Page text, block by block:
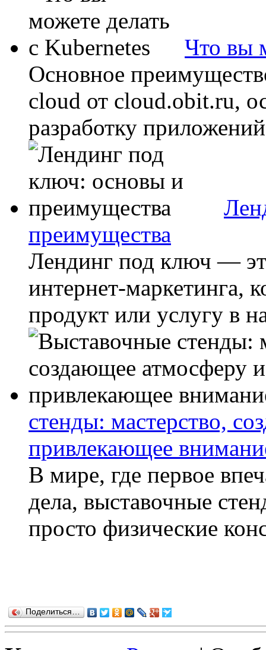
Что вы
Основное
cloud от cloud.obit.ru,
разработку
преимущества
Лендинг под ключ —
интернет-маркетинга,
продукт или услугу в
стенды: мастерство,
привлекающее
В мире, где первое
дела, выставочные
просто физические
Поделиться…